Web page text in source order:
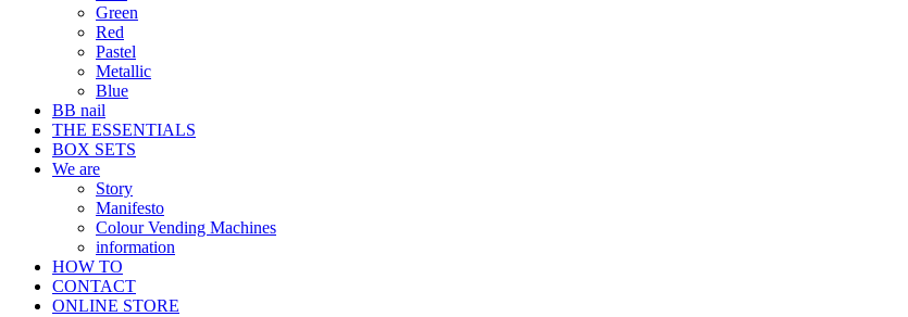
Green
Red
Pastel
Metallic
Blue
BB nail
THE ESSENTIALS
BOX SETS
We are
Story
Manifesto
Colour Vending Machines
information
HOW TO
CONTACT
ONLINE STORE